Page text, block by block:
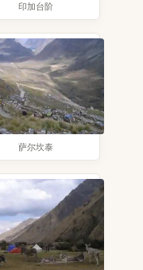
印加台阶
萨尔坎泰